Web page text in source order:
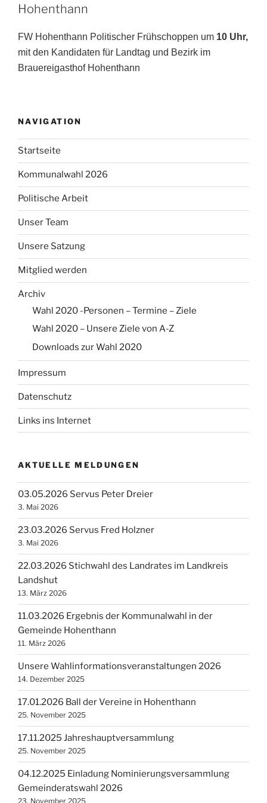
Hohenthann
FW Hohenthann Politischer Frühschoppen um 10 Uhr,
mit den Kandidaten für Landtag und Bezirk im
Brauereigasthof Hohenthann
NAVIGATION
Startseite
Kommunalwahl 2026
Politische Arbeit
Unser Team
Unsere Satzung
Mitglied werden
Archiv
Wahl 2020 -Personen – Termine – Ziele
Wahl 2020 – Unsere Ziele von A-Z
Downloads zur Wahl 2020
Impressum
Datenschutz
Links ins Internet
AKTUELLE MELDUNGEN
03.05.2026 Servus Peter Dreier
3. Mai 2026
23.03.2026 Servus Fred Holzner
3. Mai 2026
22.03.2026 Stichwahl des Landrates im Landkreis
Landshut
13. März 2026
11.03.2026 Ergebnis der Kommunalwahl in der
Gemeinde Hohenthann
11. März 2026
Unsere Wahlinformationsveranstaltungen 2026
14. Dezember 2025
17.01.2026 Ball der Vereine in Hohenthann
25. November 2025
17.11.2025 Jahreshauptversammlung
25. November 2025
04.12.2025 Einladung Nominierungsversammlung
Gemeinderatswahl 2026
23. November 2025